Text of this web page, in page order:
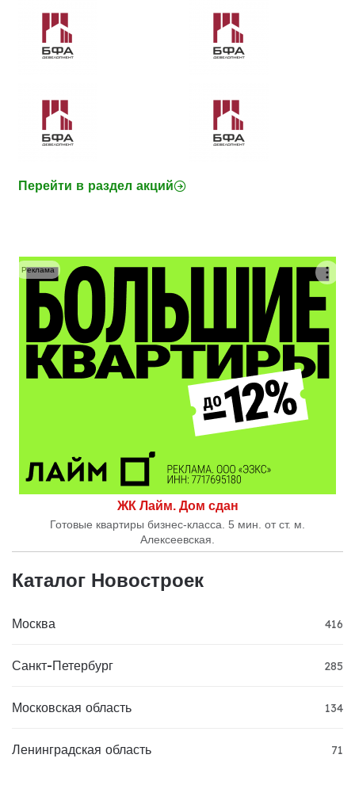
Перейти в раздел акций
ЖК Лайм. Дом сдан
Готовые квартиры бизнес-класса. 5 мин. от ст. м.
Алексеевская.
Реклама
Каталог Новостроек
Москва 416
Санкт-Петербург 285
Московская область 134
Ленинградская область 71